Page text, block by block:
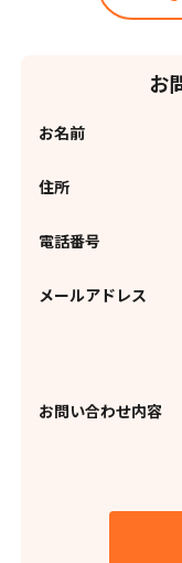
お
お名前
住所
電話番号
メールアドレス
お問い合わせ内容